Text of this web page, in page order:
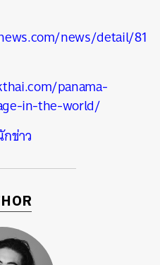
news/detail/81
panama-
in-the-world/
ข่าว